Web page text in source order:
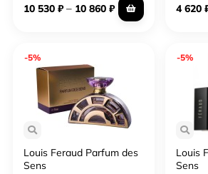
10 530 ₽– 10 860 ₽ 4 620
-5%
Louis Feraud Parfum des
Sens
-5%
Louis
Sens